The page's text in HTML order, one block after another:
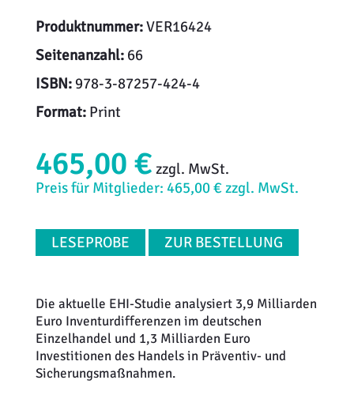
Produktnummer:VER16424
Seitenanzahl:66
ISBN:978-3-87257-424-4
Format:Print
465,00 € zzgl. MwSt.
Preis für Mitglieder: 465,00 € zzgl. MwSt.
LESEPROBE ZUR BESTELLUNG
Die aktuelle EHI-Studie analysiert 3,9 Milliarden
Euro Inventurdifferenzen im deutschen
Einzelhandel und 1,3 Milliarden Euro
Investitionen des Handels in Präventiv- und
Sicherungsmaßnahmen.